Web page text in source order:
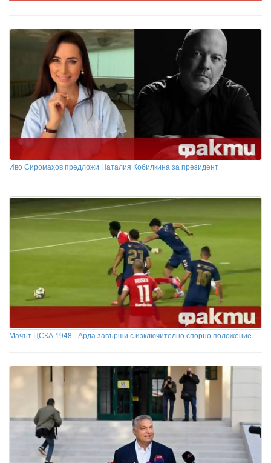
Иво Сиромахов предложи Наталия Кобилкина за президент
Мачът ЦСКА 1948 - Арда завърши с изключително спорно положение